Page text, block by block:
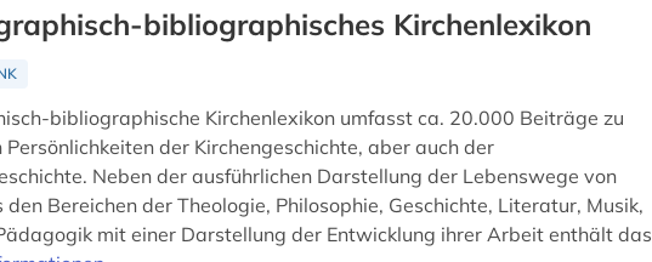
bibliographisches Kirchenlexikon
bibliographische Kirchenlexikon umfasst ca. 20.000 Beiträge zu
der Kirchengeschichte, aber auch der
Neben der ausführlichen Darstellung der Lebenswege von
den Bereichen der Theologie, Philosophie, Geschichte, Literatur, Musik,
mit einer Darstellung der Entwicklung ihrer Arbeit enthält das